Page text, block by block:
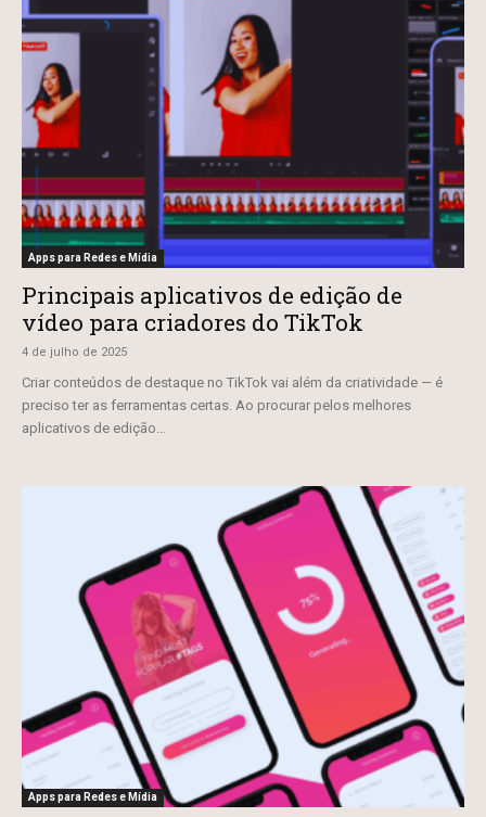
Apps para Redes e Mídia
Principais aplicativos de edição de
vídeo para criadores do TikTok
4 de julho de 2025
Criar conteúdos de destaque no TikTok vai além da criatividade — é
preciso ter as ferramentas certas. Ao procurar pelos melhores
aplicativos de edição...
Apps para Redes e Mídia